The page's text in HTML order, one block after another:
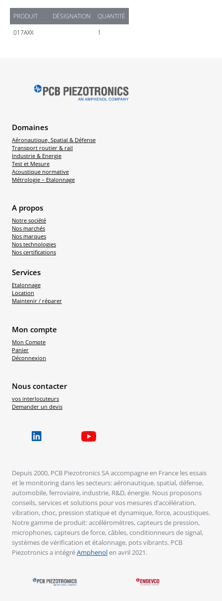
PRODUIT DÉSIGNATION
QUANTITÉ
017AXX
1
Domaines
Aéronautique, Spatial & Défense
Transport routier & rail
Industrie & Energie
Test et Mesure
Acoustique normative
Métrologie – Etalonnage
A propos
Notre société
Nos marchés
Nos marques
Nos technologies
Nos certifications
Services
Etalonnage
Location
Maintenir / réparer
Mon compte
Mon Compte
Panier
Déconnexion
Nous contacter
vos interlocuteurs
Demander un devis
Depuis 2000, PCB Piezotronics SA accompagne en France les essais
et le monitoring dans les secteurs: aéronautique, spatial, défense,
automobile, ferroviaire, industrie, R&D, énergie. Nous proposons
conseils, services et solutions pour vos mesures d’accélération,
vibration, choc, pression statique et dynamique, force, acoustiques.
Notre gamme de produit: accéléromètres, capteurs de pression,
microphones, capteurs de force, câbles, conditionneurs de signal,
systèmes de vérification et étalonnage, pots vibrants. PCB
Piezotronics a intégréAmphenolen avril 2021.